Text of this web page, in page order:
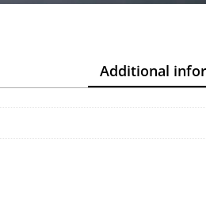
Additional